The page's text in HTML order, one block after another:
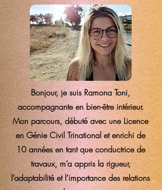
Bonjour, je suis Ramona Toni,
accompagnante en bien-être intérieur.
Mon parcours, débuté avec une Licence
en Génie Civil Trinational et enrichi de
10 années en tant que conductrice de
travaux, m’a appris la rigueur,
l’adaptabilité et l’importance des relations